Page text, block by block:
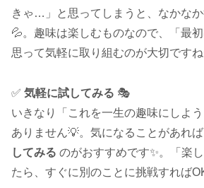
きゃ…」と思ってしまうと、なかな
💦。趣味は楽しむものなので、「最
思って気軽に取り組むのが大切です
✅ 気軽に試してみる 🎭
いきなり「これを一生の趣味にしよ
ありません💡。気になることがあれば
してみる のがおすすめです✨。「楽
たら、すぐに別のことに挑戦すれば